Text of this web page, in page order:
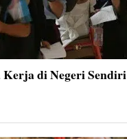
Kerja di Negeri Sendiri